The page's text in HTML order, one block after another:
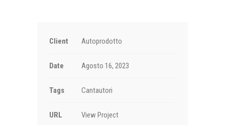
Client Autoprodotto
Date Agosto 16, 2023
Tags Cantautori
URL View Project